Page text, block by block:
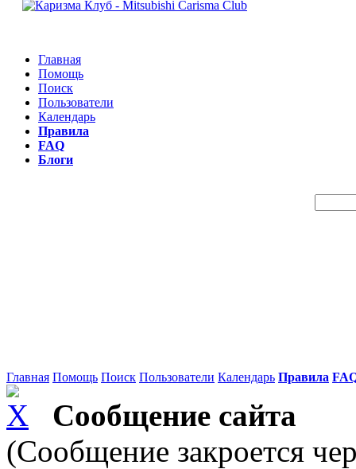
Главная
Помощь
Поиск
Пользователи
Календарь
Правила
FAQ
Блоги
Главная Помощь Поиск Пользователи Календарь Правила
Сообщение сайта
(Сообщение закроется